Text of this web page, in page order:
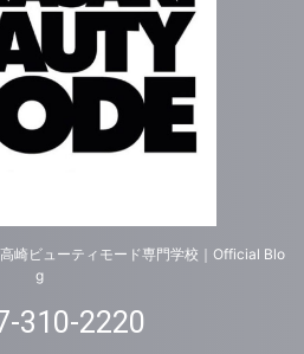
崎ビューティモード専門学校｜Official Blo
g
310-2220